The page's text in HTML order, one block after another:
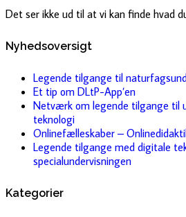
Det ser ikke ud til at vi kan finde hvad
Nyhedsoversigt
Legende tilgange til
Et tip om DLtP-App’en
Netværk om legende tilgange til
teknologi
Onlinefælleskaber –
Legende tilgange med digitale
specialundervisningen
Kategorier